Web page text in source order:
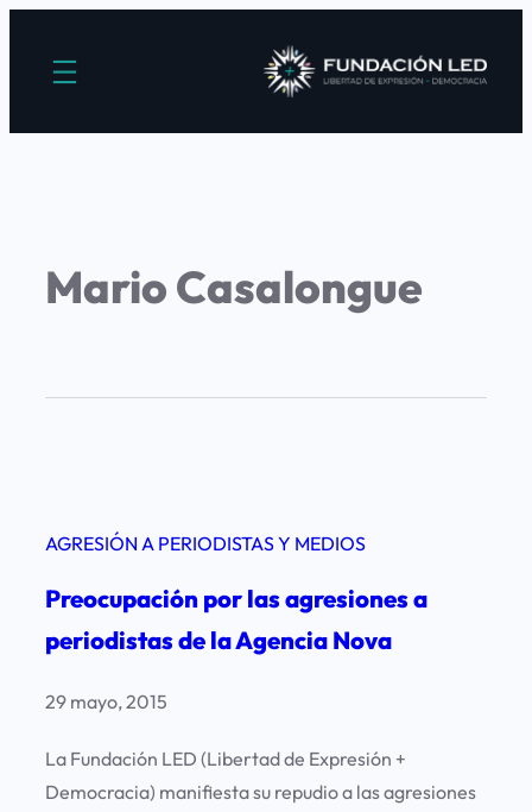
Mario Casalongue
AGRESIÓN A PERIODISTAS Y MEDIOS
Preocupación por las agresiones a
periodistas de la Agencia Nova
29 mayo, 2015
La Fundación LED (Libertad de Expresión +
Democracia) manifiesta su repudio a las agresiones